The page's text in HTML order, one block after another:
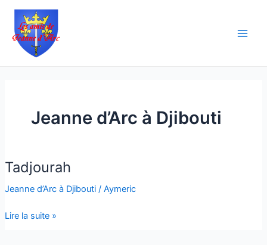
Aller
contenu
Jeanne d’Arc à Djibouti
Tadjourah
Jeanne d’Arc à Djibouti/ Aymeric
Tadjourah
Lire la suite »